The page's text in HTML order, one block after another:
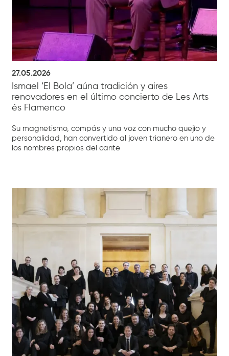
27.05.2026
Ismael ‘El Bola’ aúna tradición y aires
renovadores en el último concierto de Les Arts
és Flamenco
Su magnetismo, compás y una voz con mucho quejío y
personalidad, han convertido al joven trianero en uno de
los nombres propios del cante